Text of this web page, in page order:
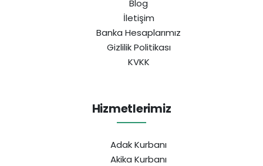
Blog
İletişim
Banka Hesaplarımız
Gizlilik Politikası
KVKK
Hizmetlerimiz
Adak Kurbanı
Akika Kurbanı